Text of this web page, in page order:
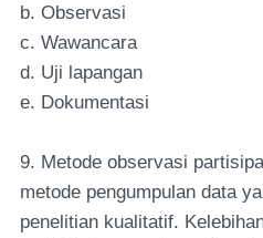
b. Observasi
c. Wawancara
d. Uji lapangan
e. Dokumentasi
9. Metode observasi
metode pengumpulan data
penelitian kualitatif.